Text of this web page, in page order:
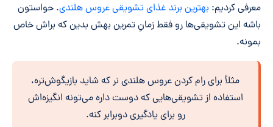
معرفی کردیم: بهترین برند غذای تشویقی عروس هلندی. حواستون
باشه این تشویقی‌ها رو فقط زمانِ تمرین بهش بدین که براش خاص
بمونه.
مثلاً برای رام کردن عروس هلندی نر که شاید بازیگوش‌تره،
استفاده از تشویقی‌هایی که دوست داره می‌تونه انگیزه‌اش
رو برای یادگیری دوبرابر کنه.